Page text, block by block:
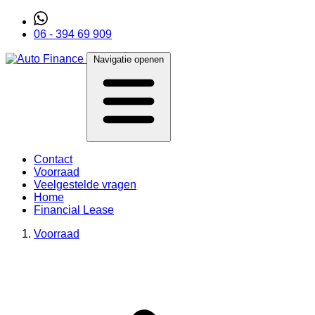
06 - 394 69 909
Navigatie openen
Contact
Voorraad
Veelgestelde vragen
Home
Financial Lease
Voorraad